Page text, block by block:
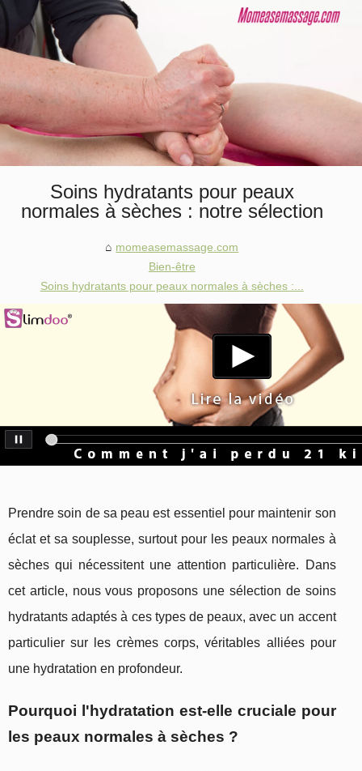
Soins hydratants pour peaux
normales à sèches : notre sélection
momeasemassage.com
Bien-être
Soins hydratants pour peaux normales à sèches :...
Prendre soin de sa peau est essentiel pour maintenir son
éclat et sa souplesse, surtout pour les peaux normales à
sèches qui nécessitent une attention particulière. Dans
cet article, nous vous proposons une sélection de soins
hydratants adaptés à ces types de peaux, avec un accent
particulier sur les crèmes corps, véritables alliées pour
une hydratation en profondeur.
Pourquoi l'hydratation est-elle cruciale pour
les peaux normales à sèches ?